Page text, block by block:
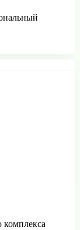
комплекса